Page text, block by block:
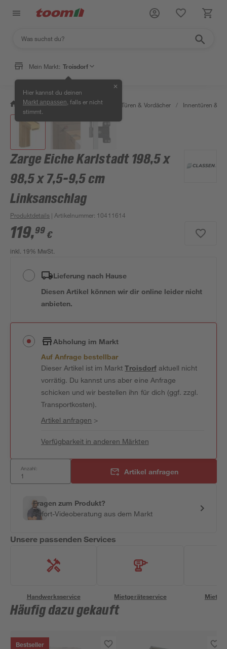
Mein Markt: Troisdorf
Hier kannst du deinen
Markt anpassen , falls er nicht
stimmt.
✕
/ Bauen & Renovieren / Fenster, Türen & Vordächer / Innentüren &
Zarge Eiche Karlstadt 198,5 x
98,5 x 7,5-9,5 cm
Linksanschlag
Produktdetails | Artikelnummer: 10411614
119,99 €
inkl. 19% MwSt.
Lieferung nach Hause
Diesen Artikel können wir dir online leider nicht
anbieten.
Abholung im Markt
Auf Anfrage bestellbar
Dieser Artikel ist im MarktTroisdorfaktuell nicht
vorrätig. Du kannst uns aber eine Anfrage
schicken und wir bestellen ihn für dich (ggf. zzgl.
Transportkosten).
Artikel anfragen >
Verfügbarkeit in anderen Märkten
Anzahl: Artikel anfragen
Fragen zum Produkt?
Sofort-Videoberatung aus dem Markt
Unsere passenden Services
Handwerksservice Mietgeräteservice
Häufig dazu gekauft
Bestseller